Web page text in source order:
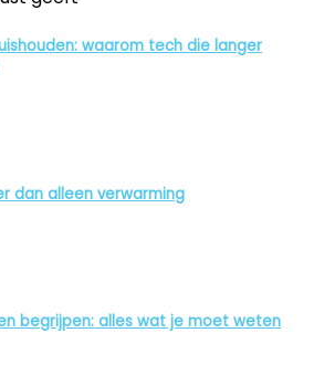
waarom tech die langer
dan alleen verwarming
begrijpen: alles wat je moet weten